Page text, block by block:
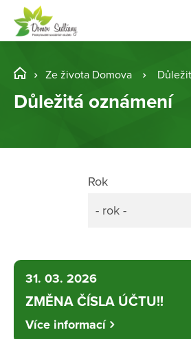
Ze života Domova
Důležitá oznámení
Rok
- rok -
31. 03. 2026
ZMĚNA ČÍSLA ÚČTU!!
Více informací